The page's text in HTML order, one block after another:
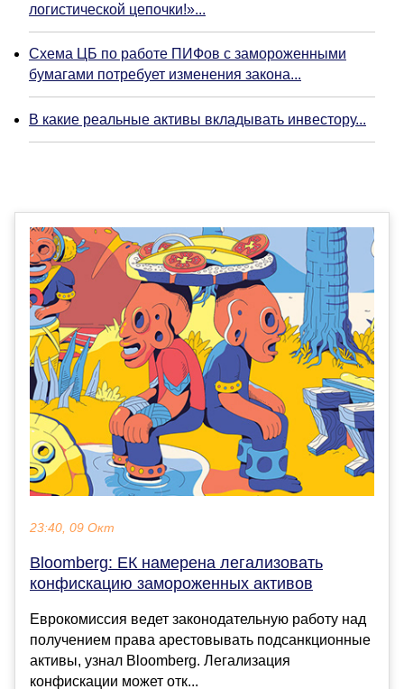
логистической цепочки!»...
Схема ЦБ по работе ПИФов с замороженными
бумагами потребует изменения закона...
В какие реальные активы вкладывать инвестору...
23:40, 09 Окт
Bloomberg: ЕК намерена легализовать
конфискацию замороженных активов
Еврокомиссия ведет законодательную работу над
получением права арестовывать подсанкционные
активы, узнал Bloomberg. Легализация
конфискации может отк...